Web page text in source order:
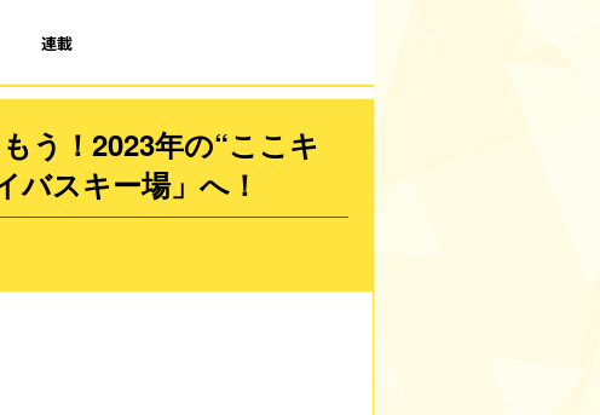
連載
う！2023年の“ここキ
バスキー場」へ！